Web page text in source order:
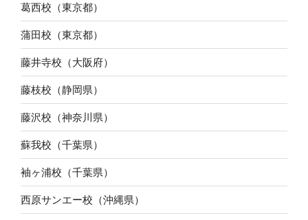
葛西校（東京都）
蒲田校（東京都）
藤井寺校（大阪府）
藤枝校（静岡県）
藤沢校（神奈川県）
蘇我校（千葉県）
袖ヶ浦校（千葉県）
西原サンエー校（沖縄県）